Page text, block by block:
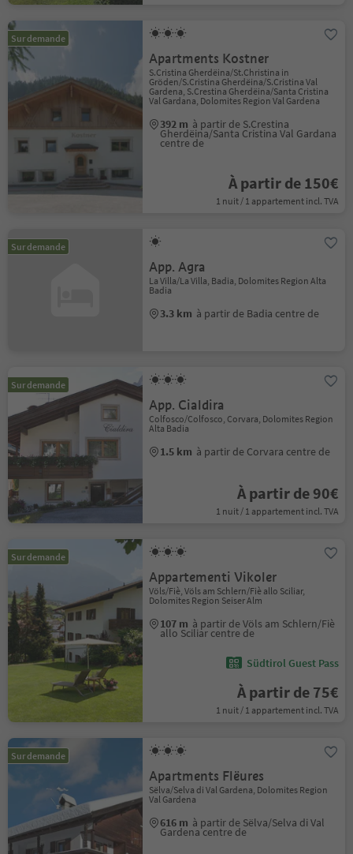
Sur demande
Apartments Kostner
S.Cristina Gherdëina/St.Christina in
Gröden/S.Cristina Gherdëina/S.Cristina Val
Gardena, S.Crestina Gherdëina/Santa Cristina
Val Gardana, Dolomites Region Val Gardena
392 m à partir de S.Crestina
Gherdëina/Santa Cristina Val Gardana
centre de
À partir de 150€
1 nuit / 1 appartement incl. TVA
Sur demande
App. Agra
La Villa/La Villa, Badia, Dolomites Region Alta
Badia
3.3 km à partir de Badia centre de
Sur demande
App. Cialdira
Colfosco/Colfosco, Corvara, Dolomites Region
Alta Badia
1.5 km à partir de Corvara centre de
À partir de 90€
1 nuit / 1 appartement incl. TVA
Sur demande
Appartementi Vikoler
Völs/Fiè, Völs am Schlern/Fiè allo Sciliar,
Dolomites Region Seiser Alm
107 m à partir de Völs am Schlern/Fiè
allo Sciliar centre de
Südtirol Guest Pass
À partir de 75€
1 nuit / 1 appartement incl. TVA
Sur demande
Apartments Flëures
Sëlva/Selva di Val Gardena, Dolomites Region
Val Gardena
616 m à partir de Sëlva/Selva di Val
Gardena centre de